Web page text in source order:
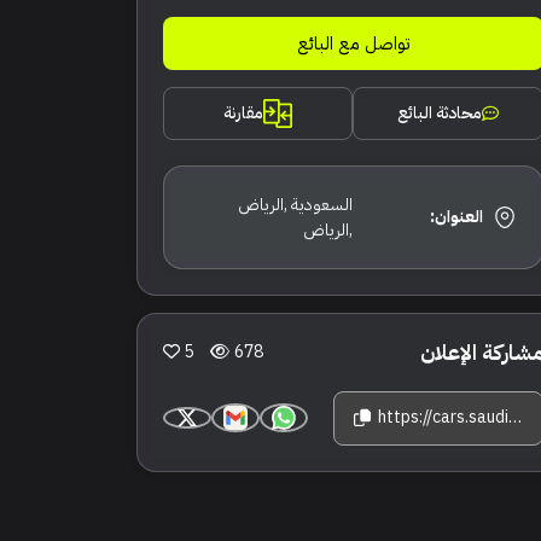
تواصل مع البائع
محادثة البائع مقارنة
العنوان:
السعودية ,الرياض
,الرياض
الإعلان 678
5
https://cars.saudisale.com/listings/T661ca/2019-%D8%AC%D9%8A%D9%8A%D8%A8-%D8%B1%D8%A7%D9%86%D8%AC%D9%84%D8%B1-%D8%B5%D8%AD%D8%A7%D8%B1%D9%89